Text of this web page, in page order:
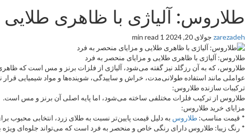
طلاروس: آلیاژی با ظاهری
zarezadeh جولای 20, 2024 1 min read
طلاروس: آلیاژی با ظاهری طلایی و مزایای منحصر به فرد
طلاروس، که به آن رزگلد نیز گفته می‌شود، آلیاژی از فلزات برنز و مس است که ظاهری
عواملی مانند استفاده طولانی‌مدت، خراش و ساییدگی، شوینده‌ها و مواد شیمیایی قرار
ترکیبات سازنده طلاروس:
طلاروس از ترکیب فلزات مختلفی ساخته می‌شود، اما پایه اصلی آن برنز و مس است.
مزایای خرید طلاروس:
* قیمت مناسب: طلاروس به دلیل قیمت پایین‌تر نسبت به طلای زرد، انتخابی محبوب
* رنگ زیبا: طلاروس دارای رنگی خاص و منحصر به فرد است که می‌تواند جلوه‌ای ویژه